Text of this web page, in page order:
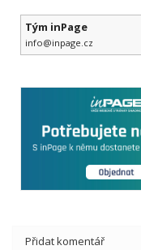
Tým inPage
info@inpage.cz
Přidat komentář